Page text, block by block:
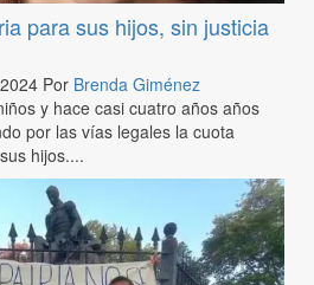
para sus hijos, sin justicia
Por Brenda Giménez
y hace casi cuatro años años
por las vías legales la cuota
hijos....